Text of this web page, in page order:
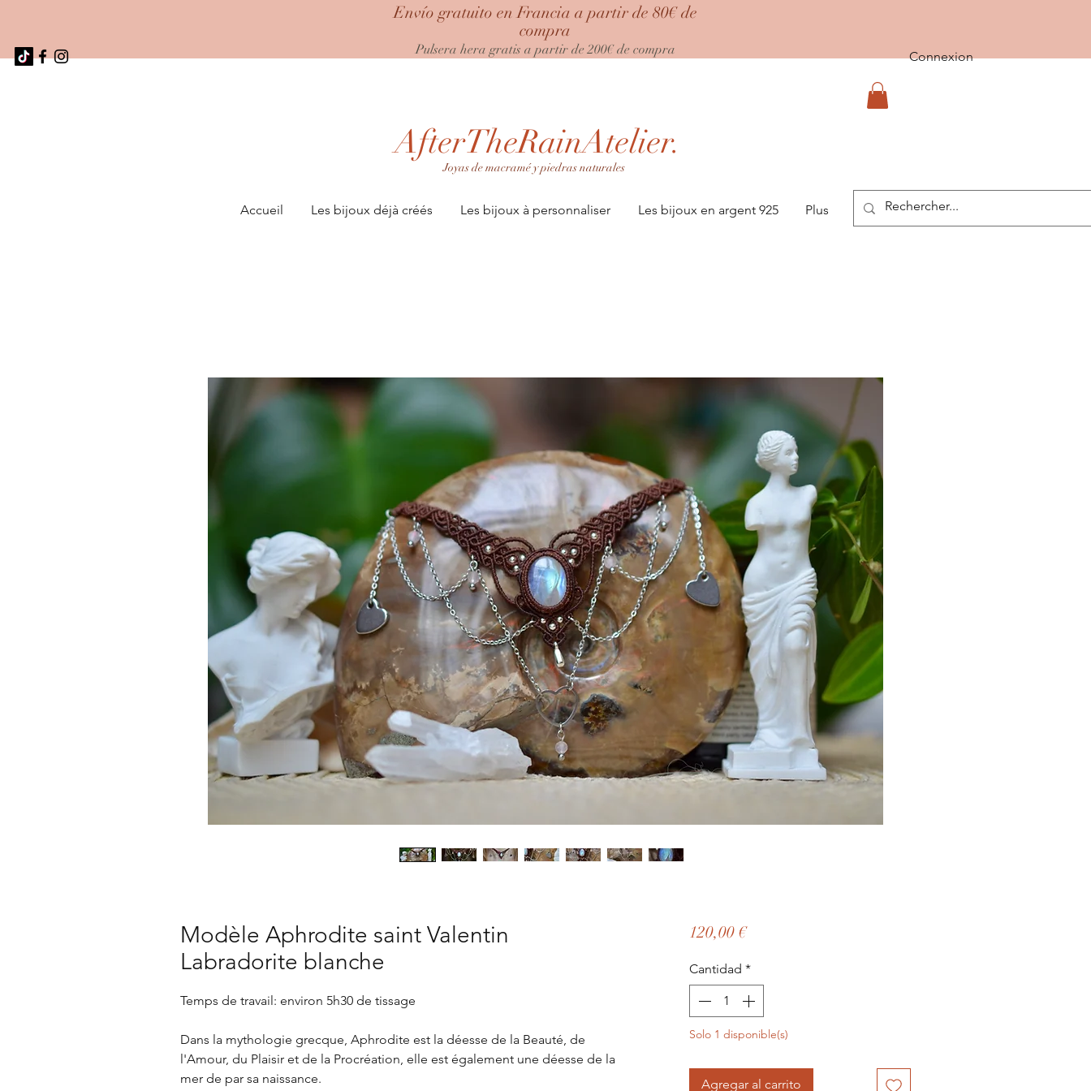
Connexion
Envío gratuito en Francia a partir de 80€ de
compra
Pulsera hera gratis a partir de 200€ de compra
AfterTheRainAtelier.
Joyas de macramé y piedras naturales
Accueil Les bijoux déjà créés Les bijoux à personnaliser Les bijoux en argent 925 Plus
Modèle Aphrodite saint Valentin
Labradorite blanche
Temps de travail: environ 5h30 de tissage
Dans la mythologie grecque, Aphrodite est la déesse de la Beauté, de
l'Amour, du Plaisir et de la Procréation, elle est également une déesse de la
mer de par sa naissance.
120,00 €Precio
Cantidad *
Solo 1 disponible(s)
Agregar al carrito